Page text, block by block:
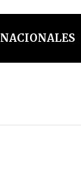
NACIONALES